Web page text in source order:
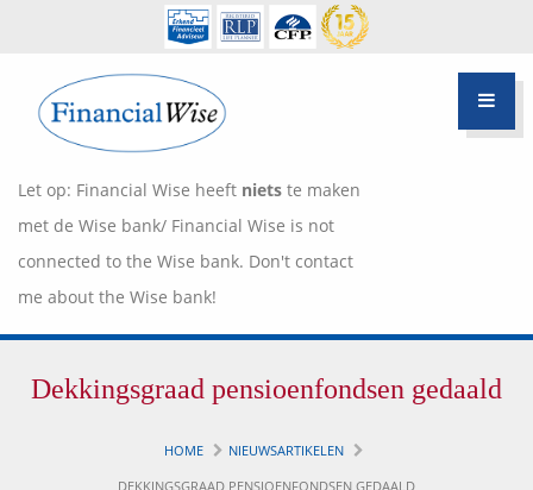
Let op: Financial Wise heeft niets te maken
met de Wise bank/ Financial Wise is not
connected to the Wise bank. Don't contact
me about the Wise bank!
Hypotheek Advies
Inloggen Klantportaal
Dekkingsgraad pensioenfondsen gedaald
HOME
NIEUWSARTIKELEN
DEKKINGSGRAAD PENSIOENFONDSEN GEDAALD